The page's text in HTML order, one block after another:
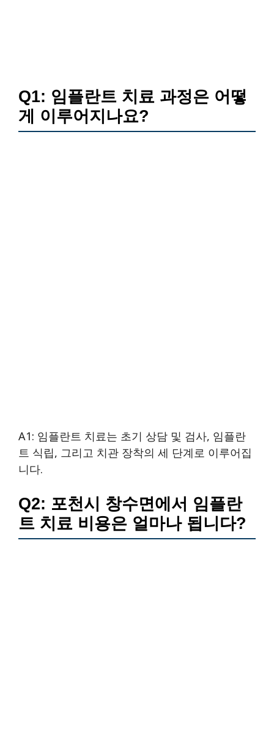
Q1: 임플란트 치료 과정은 어떻
게 이루어지나요?
A1: 임플란트 치료는 초기 상담 및 검사, 임플란
트 식립, 그리고 치관 장착의 세 단계로 이루어집
니다.
Q2: 포천시 창수면에서 임플란
트 치료 비용은 얼마나 됩니다?